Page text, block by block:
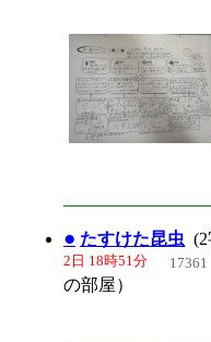
● たすけた昆虫
2日 18時51分 17361
の部屋）